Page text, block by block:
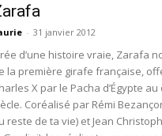
- 31 janvier 2012
d’une histoire vraie, Zarafa
la première girafe française,
X par le Pacha d’Égypte
Coréalisé par Rémi
reste de ta vie) et Jean